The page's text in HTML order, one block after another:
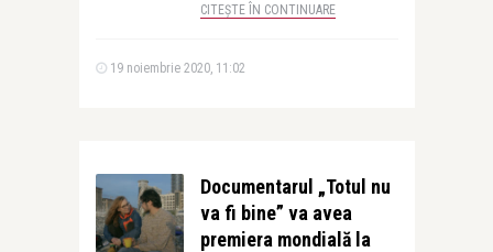
CITEȘTE ÎN CONTINUARE
19 noiembrie 2020, 11:02
Documentarul „Totul nu
va fi bine” va avea
premiera mondială la